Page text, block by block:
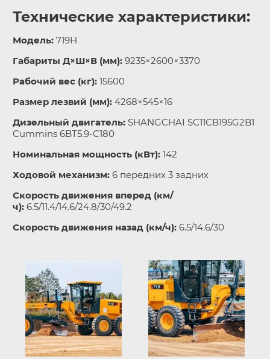
Технические характеристики:
Модель:719H
Габариты Д×Ш×В (мм):9235×2600×3370
Рабочий вес (кг):15600
Размер лезвий (мм): 4268×545×16
Дизельный двигатель:SHANGCHAI SC11CB195G2B1
Cummins 6BT5.9-C180
Номинальная мощность (кВт):142
Ходовой механизм:6 передних 3 задних
Скорость движения вперед (км/
ч): 6.5/11.4/14.6/24.8/30/49.2
Скорость движения назад (км/ч):6.5/14.6/30